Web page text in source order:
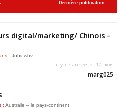
Dernière publication
digital/marketing/ Chinois –
: Jobs whv
il y a 7 années et 10 mois
marg025
: Australie – le pays-continent